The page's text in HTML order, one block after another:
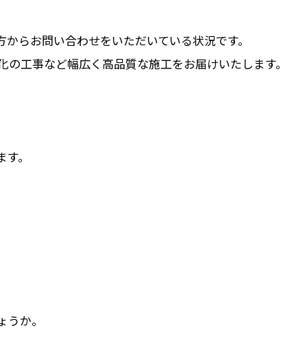
らお問い合わせをいただいている状況です。
工事など幅広く高品質な施工をお届けいたします。
。
か。